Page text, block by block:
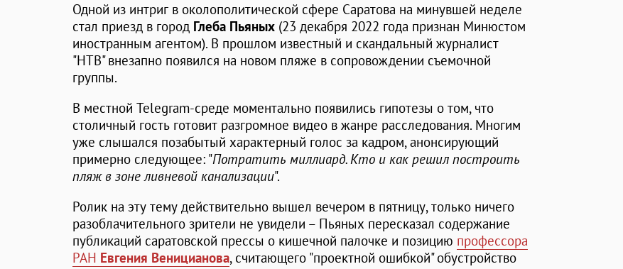
Одной из интриг в околополитической сфере Саратова на минувшей неделе
стал приезд в город Глеба Пьяных (23 декабря 2022 года признан Минюстом
иностранным агентом). В прошлом известный и скандальный журналист
"НТВ" внезапно появился на новом пляже в сопровождении съемочной
группы.
В местной Telegram-среде моментально появились гипотезы о том, что
столичный гость готовит разгромное видео в жанре расследования. Многим
уже слышался позабытый характерный голос за кадром, анонсирующий
примерно следующее: "Потратить миллиард. Кто и как решил построить
пляж в зоне ливневой канализации".
Ролик на эту тему действительно вышел вечером в пятницу, только ничего
разоблачительного зрители не увидели – Пьяных пересказал содержание
публикаций саратовской прессы о кишечной палочке и позицию профессора
РАН Евгения Веницианова, считающего "проектной ошибкой" обустройство